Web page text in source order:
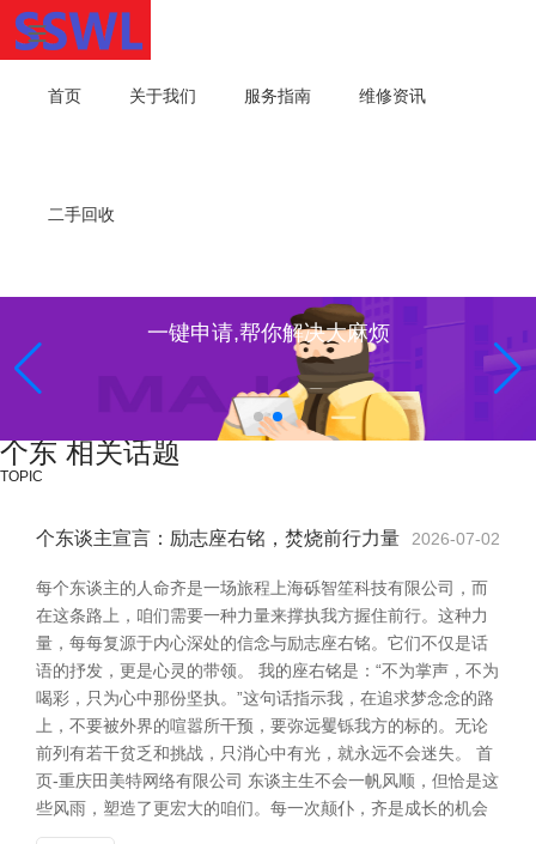
首页 关于我们 服务指南 维修资讯
二手回收
一键申请,帮你解决大麻烦
个东 相关话题
TOPIC
个东谈主宣言：励志座右铭，焚烧前行力量 2026-07-02
每个东谈主的人命齐是一场旅程上海砾智笙科技有限公司，而
在这条路上，咱们需要一种力量来撑执我方握住前行。这种力
量，每每复源于内心深处的信念与励志座右铭。它们不仅是话
语的抒发，更是心灵的带领。 我的座右铭是：“不为掌声，不为
喝彩，只为心中那份坚执。”这句话指示我，在追求梦念念的路
上，不要被外界的喧嚣所干预，要弥远矍铄我方的标的。无论
前列有若干贫乏和挑战，只消心中有光，就永远不会迷失。 首
页-重庆田美特网络有限公司 东谈主生不会一帆风顺，但恰是这
些风雨，塑造了更宏大的咱们。每一次颠仆，齐是成长的机会